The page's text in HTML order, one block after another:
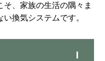
、家族の生活の隅々ま
換気システムです。